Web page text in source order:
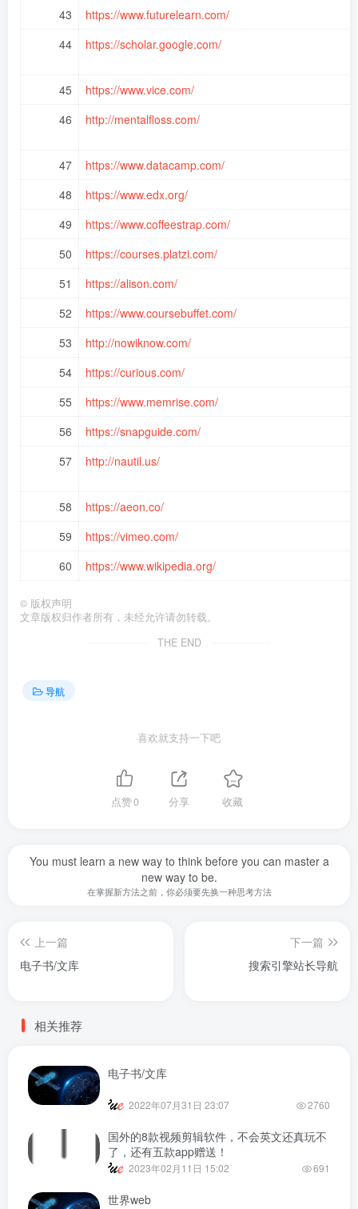
43
https://www.futurelearn.com/
44
https://scholar.google.com/
45
https://www.vice.com/
46
http://mentalfloss.com/
47
https://www.datacamp.com/
48
https://www.edx.org/
49
https://www.coffeestrap.com/
50
https://courses.platzi.com/
51
https://alison.com/
52
https://www.coursebuffet.com/
53
http://nowiknow.com/
54
https://curious.com/
55
https://www.memrise.com/
56
https://snapguide.com/
57
http://nautil.us/
58
https://aeon.co/
59
https://vimeo.com/
60
https://www.wikipedia.org/
© 版权声明
文章版权归作者所有，未经允许请勿转载。
THE END
导航
喜欢就支持一下吧
点赞0 分享 收藏
You must learn a new way to think before you can master a
new way to be.
在掌握新方法之前，你必须要先换一种思考方法
上一篇
电子书/文库
下一篇
搜索引擎站长导航
相关推荐
电子书/文库
2022年07月31日 23:07 2760
国外的8款视频剪辑软件，不会英文还真玩不
了，还有五款app赠送！
2023年02月11日 15:02 691
世界web